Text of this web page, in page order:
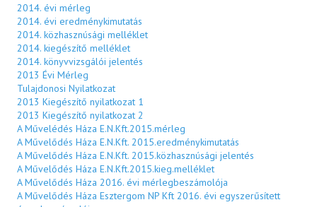
2014. évi mérleg
2014. évi eredménykimutatás
2014. közhasznúsági melléklet
2014. kiegészítő melléklet
2014. könyvvizsgálói jelentés
2013 Évi Mérleg
Tulajdonosi Nyilatkozat
2013 Kiegészítő nyilatkozat 1
2013 Kiegészítő nyilatkozat 2
A Művelédés Háza E.N.Kft.2015.mérleg
A Művelődés Háza E.N.Kft. 2015.eredménykimutatás
A Művelődés Háza E.N.Kft. 2015.közhasznúsági jelentés
A Művelődés Háza E.N.Kft.2015.kieg.melléklet
A Művelődés Háza 2016. évi mérlegbeszámolója
A Művelődés Háza Esztergom NP Kft 2016. évi egyszerűsített